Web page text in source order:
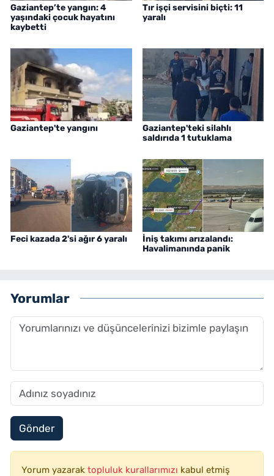
Gaziantep’te yangın: 4
yaşındaki çocuk hayatını
kaybetti
Tır işçi servisini biçti: 11
yaralı
Gaziantep'te yangını
Gaziantep'teki silahlı
saldırıda 1 tutuklama
Feci kazada 2'si ağır 6 yaralı
İniş takımı arızalandı:
Havalimanında panik
Yorumlar
Gönder
Yorum yazarak topluluk kurallarımızı kabul etmiş